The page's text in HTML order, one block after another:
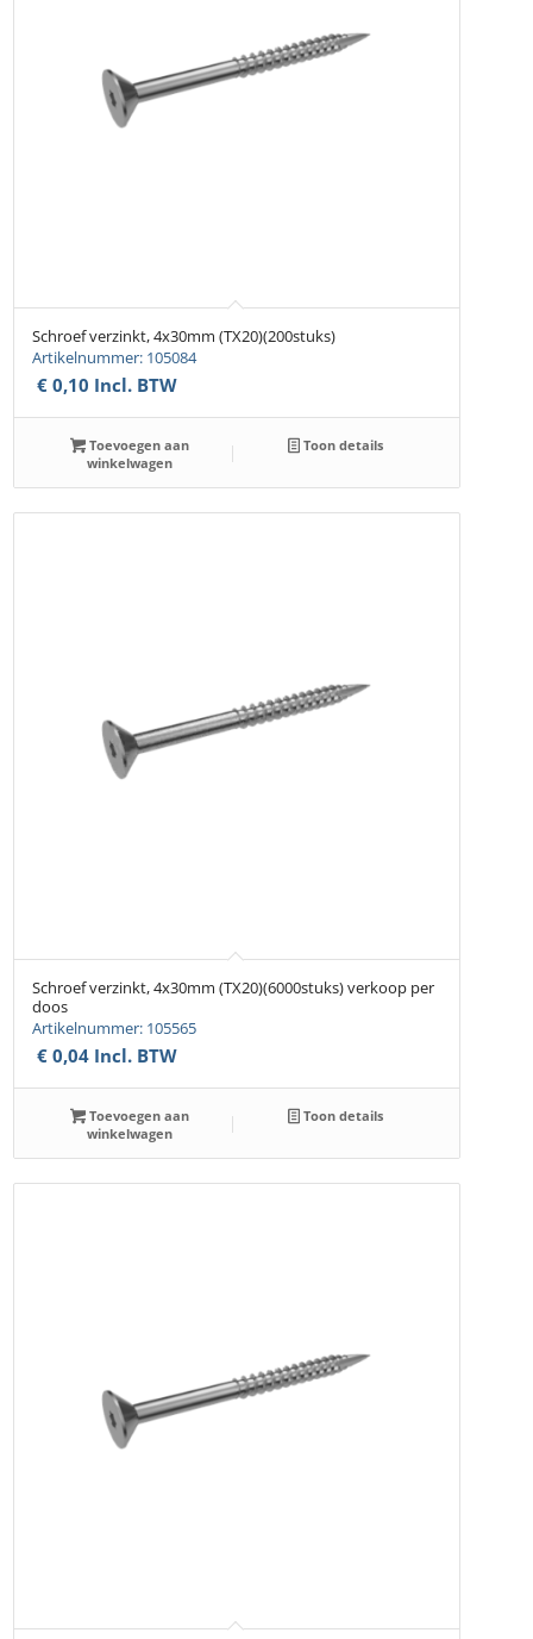
Schroef verzinkt, 4x30mm (TX20)(200stuks)
Artikelnummer: 105084
€ 0,10 Incl. BTW
Toevoegen aan
winkelwagen
Toon details
Schroef verzinkt, 4x30mm (TX20)(6000stuks) verkoop per
doos
Artikelnummer: 105565
€ 0,04 Incl. BTW
Toevoegen aan
winkelwagen
Toon details